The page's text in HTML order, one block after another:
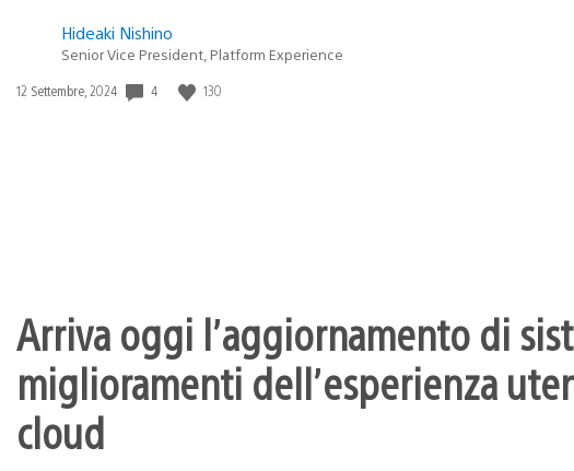
Hideaki Nishino
Senior Vice President, Platform Experience
Data
12 Settembre, 2024 4 130
Arriva oggi l’aggiornamento di
miglioramenti dell’esperienza
cloud